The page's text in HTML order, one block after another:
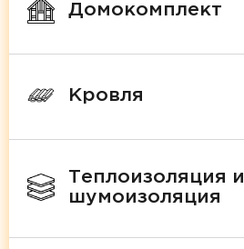
Домокомплект
Кровля
Теплоизоляция и
шумоизоляция